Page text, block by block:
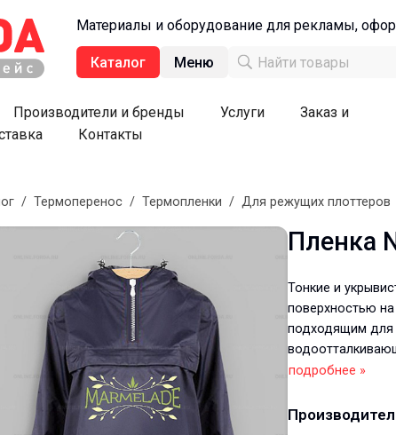
Материалы и оборудование для рекламы,
Каталог Меню
Производители и бренды Услуги
Заказ и
Контакты
/ Термоперенос / Термопленки / Для режущих плоттеров
Пленка
Тонкие и
поверхностью
подходящим для
подробнее »